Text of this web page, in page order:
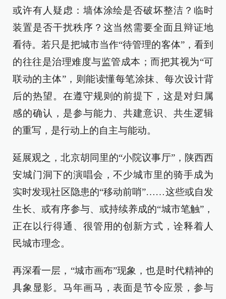
或许有人疑虑：墙体涂绘是否破坏整洁？临时
装置是否干扰秩序？这当然需要全面且辩证地
看待。若只是把城市当作“待管理的客体”，看到
的往往是治理难度与监管成本；而把其视为“可
联动的主体”，则能读懂每笔涂抹、每次设计背
后的热望。在遵守规则的前提下，这是对归属
感的确认，是参与能力、共建意识、共生逻辑
的重写，是行动上的自主与能动。
延展观之，北京胡同里的“小院议事厅”，陕西西
安城门洞下的演唱会，不少城市里的骑手成为
实时发现社区隐患的“移动前哨”……这些或自发
生长、或有序参与、或持续养成的“城市笔触”，
正在以行得通、很管用的创新方式，诠释着人
民城市理念。
再深看一层，“城市画布”现象，也是时代精神的
具象显影。马年画马，表面是节令应景，参与